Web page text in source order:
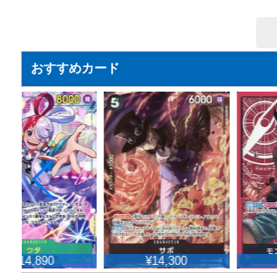
おすすめカード
¥14,890 ¥14,300